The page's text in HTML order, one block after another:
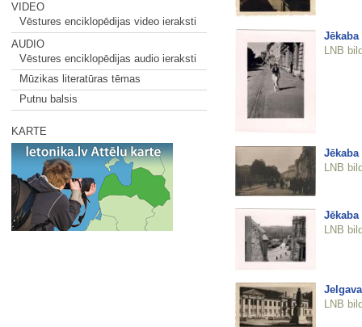
VIDEO
Vēstures enciklopēdijas video ieraksti
AUDIO
Vēstures enciklopēdijas audio ieraksti
Mūzikas literatūras tēmas
Putnu balsis
KARTE
Jēkaba
LNB
Jēkaba
LNB
LNB
Jelgava
LNB